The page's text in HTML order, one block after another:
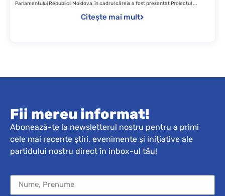
Parlamentului Republicii Moldova, în cadrul căreia a fost prezentat Proiectul ...
Citește mai mult
Fii mereu informat!
Abonează-te la newsletterul nostru pentru a primi
cele mai recente știri, evenimente și inițiative ale
partidului nostru direct în inbox-ul tău!